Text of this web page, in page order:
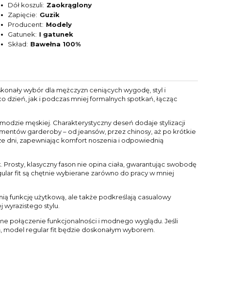
Dół koszuli Zaokrąglony
Zapięcie
Guzik
Producent
Modely
Gatunek
I gatunek
Skład
Bawełna 100%
wybór dla mężczyzn ceniących wygodę, styl i
dzień, jak i podczas mniej formalnych spotkań, łącząc
męskiej. Charakterystyczny deseń dodaje stylizacji
garderoby – od jeansów, przez chinosy, aż po krótkie
dni, zapewniając komfort noszenia i odpowiednią
klasyczny fason nie opina ciała, gwarantując swobodę
fit są chętnie wybierane zarówno do pracy w mniej
funkcję użytkową, ale także podkreślają casualowy
wyrazistego stylu.
połączenie funkcjonalności i modnego wyglądu. Jeśli
model regular fit będzie doskonałym wyborem.